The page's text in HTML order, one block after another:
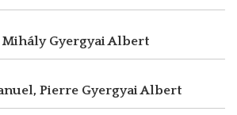
Mihály Gyergyai Albert
Pierre Gyergyai Albert